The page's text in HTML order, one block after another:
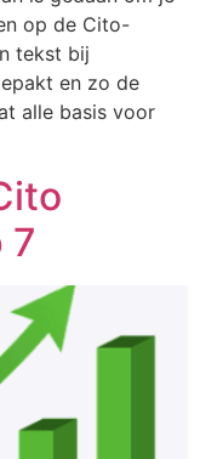
op de Cito-
tekst bij
en zo de
alle basis voor
7